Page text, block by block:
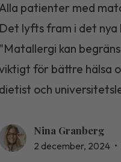
patienter med
Det lyfts fram i det
"Matallergi kan
för bättre hälsa
dietist och
Nina Granberg
2 december, 2024 •